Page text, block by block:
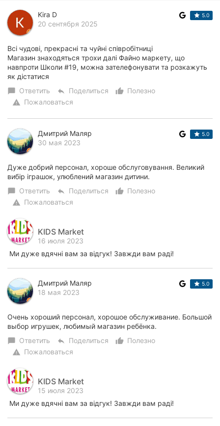
Kira D
20 сентября 2025
5.0
Всі чудові, прекрасні та чуйні співробітниці
Магазин знаходяться трохи далі Файно маркету, що
навпроти Школи #19, можна зателефонувати та розкажуть
як дістатися
chat_bubble Ответить reply Поделиться thumb_up_alt
Полезно
warning Пожаловаться
Дмитрий Маляр
30 мая 2023
5.0
Дуже добрий персонал, хороше обслуговування. Великий
вибір іграшок, улюблений магазин дитини.
chat_bubble Ответить reply Поделиться thumb_up_alt
Полезно
warning Пожаловаться
KIDS Market
16 июля 2023
Ми дуже вдячні вам за відгук! Завжди вам раді!
Дмитрий Маляр
18 мая 2023
5.0
Очень хороший персонал, хорошое обслуживание. Большой
выбор игрушек, любимый магазин ребёнка.
chat_bubble Ответить reply Поделиться thumb_up_alt
Полезно
warning Пожаловаться
KIDS Market
15 июля 2023
Ми дуже вдячні вам за відгук! Завжди вам раді!